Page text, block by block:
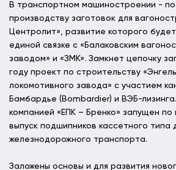
В транспортном машиностроении -
производству заготовок для
Центролит», развитие которого
единой связке с «Балаковским
заводом» и «ЗМК». Замкнет цепочку
году проект по строительству
локомотивного завода» с участием
Бамбардье (Bombardier) и ВЭБ-
компанией «ЕПК – Бренко» запущен по
выпуск подшипников кассетного типа
железнодорожного транспорта.
Заложены основы и для развития